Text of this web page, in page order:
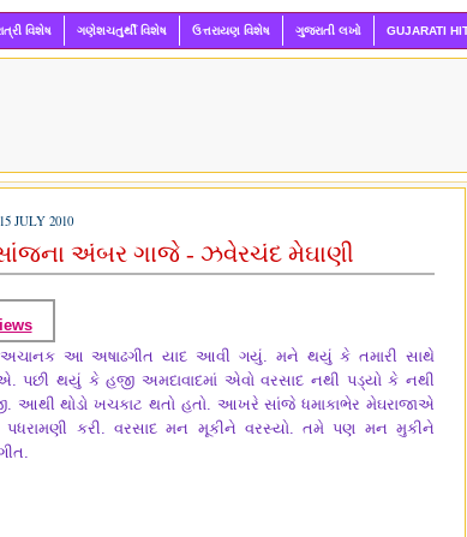
વિશેષ ગણેશચતુર્થી વિશેષ ઉત્તરાયણ વિશેષ ગુજરાતી લખો GUJARATI
JULY 2010
અંબર ગાજે - ઝવેરચંદ મેઘાણી
અચાનક આ અષાઢગીત યાદ આવી ગયું. મને થયું કે તમારી સાથે
પછી થયું કે હજી અમદાવાદમાં એવો વરસાદ નથી પડ્યો કે નથી
આથી થોડો ખચકાટ થતો હતો. આખરે સાંજે ધમાકાભેર મેઘરાજાએ
પધરામણી કરી. વરસાદ મન મૂકીને વરસ્યો. તમે પણ મન મુકીને